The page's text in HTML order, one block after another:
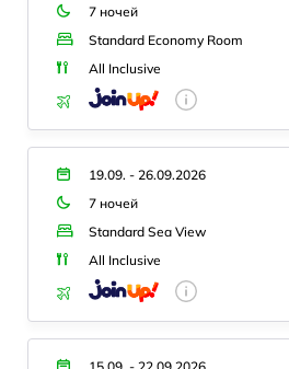
7 ночей
Standard Economy Room
All Inclusive
19.09. - 26.09.2026
7 ночей
Standard Sea View
All Inclusive